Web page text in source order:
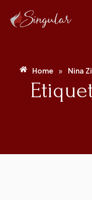
Home » Nina